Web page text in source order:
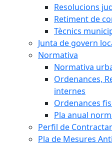
Resolucions
Retiment de
Tècnics
Junta de govern
Normativa
Normativa
Ordenances,
internes
Ordenances
Pla anual
Perfil de
Pla de Mesures